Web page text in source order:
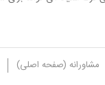
مشاورانه (صفحه اصلی)